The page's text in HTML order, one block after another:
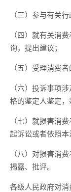
（三）参与有关
（四）就有关消
询，提出建议；
（五）受理消费
（六）投诉事项
格的鉴定人鉴定，
（七）就损害消
起诉讼或者依照本
（八）对损害消
揭露、批评。
各级人民政府对